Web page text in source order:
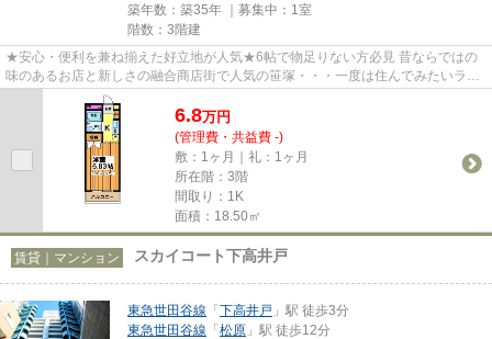
築年数：築35年 ｜募集中： 1室
階数：3階建
★安心・便利を兼ね揃えた好立地が人気★6帖で物足りない方必見 昔ならではの
味のあるお店と新しさの融合商店街で人気の笹塚・・・一度は住んでみたいラン
キング上位を誇る人気駅です！...
6.8万円
(管理費・共益費 -)
敷：1ヶ月｜礼：1ヶ月
所在階：3階
間取り：1K
面積：18.50㎡
賃貸｜マンション スカイコート下高井戸
東急世田谷線 「下高井戸 」駅 徒歩3分
東急世田谷線 「松原 」駅 徒歩12分